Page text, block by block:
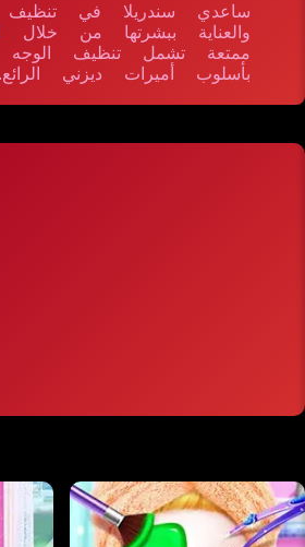
ساعدي سندريلا في تنظيف
والعناية ببشرتها من خلال
ممتعة تشمل تنظيف الوجه
بأسلوب أميرات ديزني الرائع.